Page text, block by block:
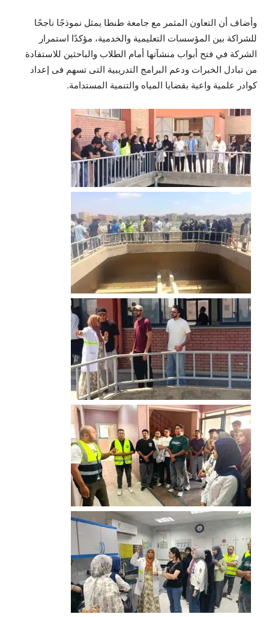
وأضاف أن التعاون المثمر مع جامعة طنطا يمثل نموذجًا ناجحًا
للشراكة بين المؤسسات التعليمية والخدمية، مؤكدًا استمرار
الشركة في فتح أبواب منشآتها أمام الطلاب والباحثين للاستفادة
من تبادل الخبرات ودعم البرامج التدريبية التى تسهم فى إعداد
كوادر علمية واعية بقضايا المياه والتنمية المستدامة.